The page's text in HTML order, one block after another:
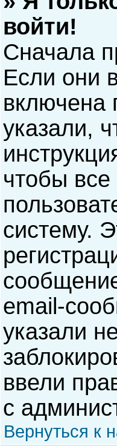
войти!
Сначала
Если они
включена
указали,
чтобы
систему.
email-
указали
ввели
с
Вернуться к